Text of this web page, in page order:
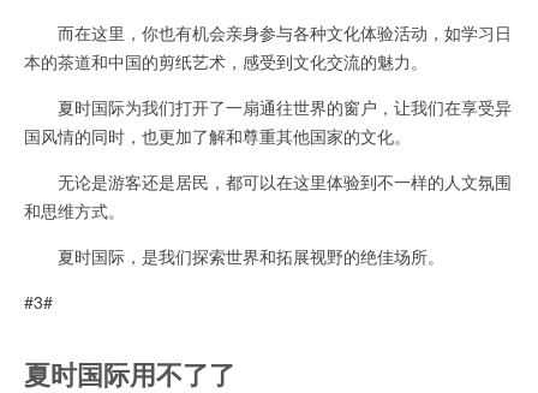
而在这里，你也有机会亲身参与各种文化体验活动，如学习日
本的茶道和中国的剪纸艺术，感受到文化交流的魅力。
夏时国际为我们打开了一扇通往世界的窗户，让我们在享受异
国风情的同时，也更加了解和尊重其他国家的文化。
无论是游客还是居民，都可以在这里体验到不一样的人文氛围
和思维方式。
夏时国际，是我们探索世界和拓展视野的绝佳场所。
#3#
夏时国际用不了了